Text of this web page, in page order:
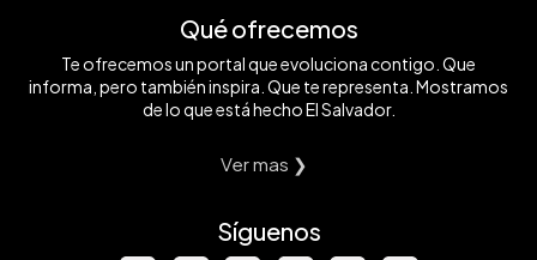
Qué ofrecemos
Te ofrecemos un portal que evoluciona contigo. Que
informa, pero también inspira. Que te representa. Mostramos
de lo que está hecho El Salvador.
Ver mas ❯
Síguenos